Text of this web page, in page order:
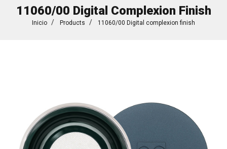
11060/00 Digital Complexion Finish
Inicio Products 11060/00 Digital complexion finish